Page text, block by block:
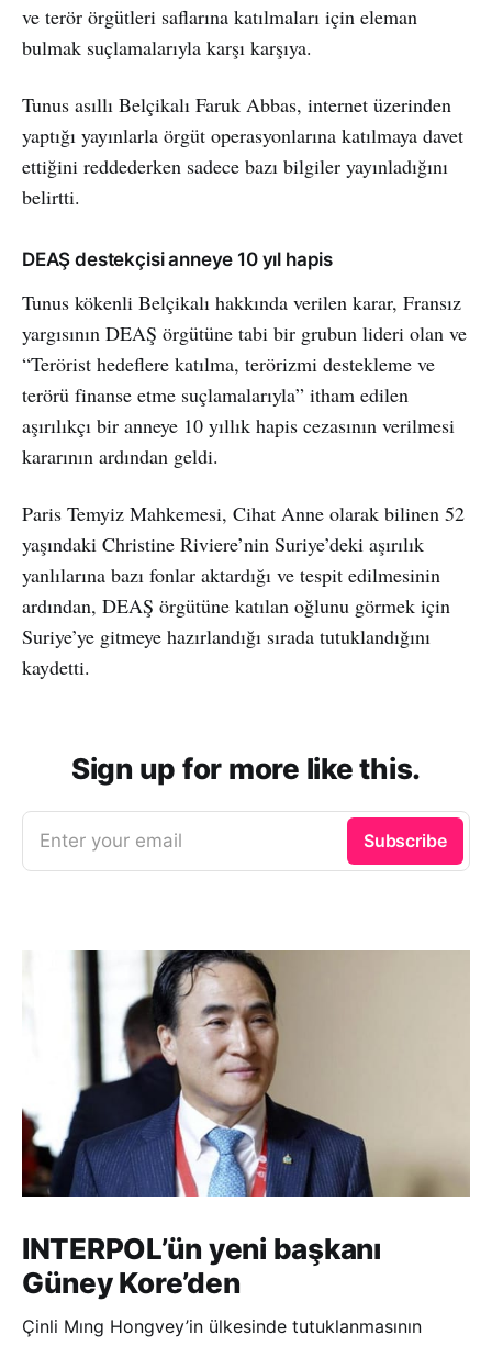
ve terör örgütleri saflarına katılmaları için eleman
bulmak suçlamalarıyla karşı karşıya.
Tunus asıllı Belçikalı Faruk Abbas, internet üzerinden
yaptığı yayınlarla örgüt operasyonlarına katılmaya davet
ettiğini reddederken sadece bazı bilgiler yayınladığını
belirtti.
DEAŞ destekçisi anneye 10 yıl hapis
Tunus kökenli Belçikalı hakkında verilen karar, Fransız
yargısının DEAŞ örgütüne tabi bir grubun lideri olan ve
“Terörist hedeflere katılma, terörizmi destekleme ve
terörü finanse etme suçlamalarıyla” itham edilen
aşırılıkçı bir anneye 10 yıllık hapis cezasının verilmesi
kararının ardından geldi.
Paris Temyiz Mahkemesi, Cihat Anne olarak bilinen 52
yaşındaki Christine Riviere’nin Suriye’deki aşırılık
yanlılarına bazı fonlar aktardığı ve tespit edilmesinin
ardından, DEAŞ örgütüne katılan oğlunu görmek için
Suriye’ye gitmeye hazırlandığı sırada tutuklandığını
kaydetti.
Sign up for more like this.
Enter your email Subscribe
INTERPOL’ün yeni başkanı
Güney Kore’den
Çinli Mıng Hongvey’in ülkesinde tutuklanmasının